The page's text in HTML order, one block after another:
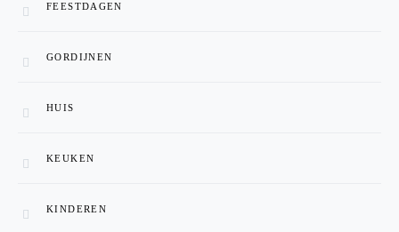
FEESTDAGEN
GORDIJNEN
HUIS
KEUKEN
KINDEREN